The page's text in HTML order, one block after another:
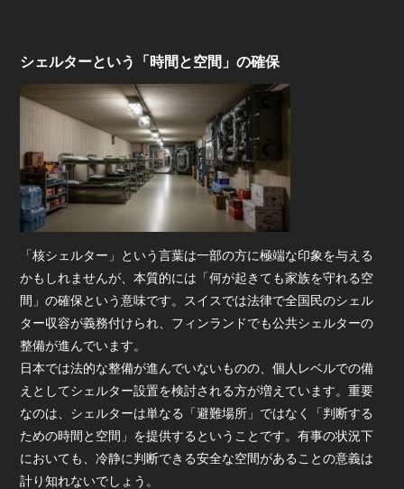
シェルターという「時間と空間」の確保
「核シェルター」という言葉は一部の方に極端な印象を与える
かもしれませんが、本質的には「何が起きても家族を守れる空
間」の確保という意味です。スイスでは法律で全国民のシェル
ター収容が義務付けられ、フィンランドでも公共シェルターの
整備が進んでいます。
日本では法的な整備が進んでいないものの、個人レベルでの備
えとしてシェルター設置を検討される方が増えています。重要
なのは、シェルターは単なる「避難場所」ではなく「判断する
ための時間と空間」を提供するということです。有事の状況下
においても、冷静に判断できる安全な空間があることの意義は
計り知れないでしょう。